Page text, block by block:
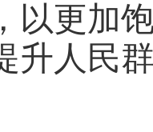
以更加
升人民